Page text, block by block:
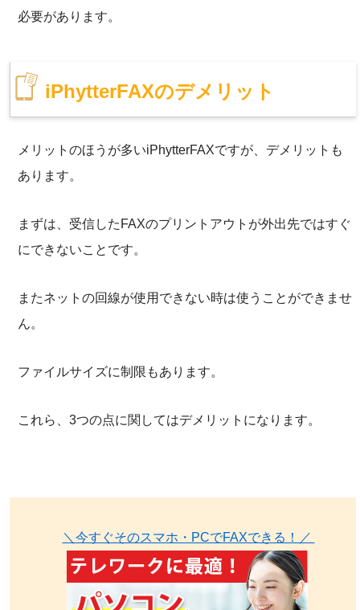
必要があります。
iPhytterFAXのデメリット
メリットのほうが多いiPhytterFAXですが、デメリットも
あります。
まずは、受信したFAXのプリントアウトが外出先ではすぐ
にできないことです。
またネットの回線が使用できない時は使うことができませ
ん。
ファイルサイズに制限もあります。
これら、3つの点に関してはデメリットになります。
＼今すぐそのスマホ・PCでFAXできる！／